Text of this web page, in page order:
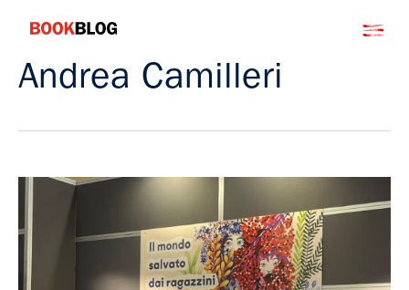
contenuto
Bookblog
Andrea Camilleri